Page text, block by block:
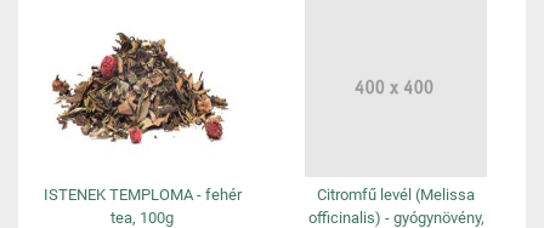
ISTENEK TEMPLOMA - fehér
tea, 100g
Citromfű levél (Melissa
officinalis) - gyógynövény,